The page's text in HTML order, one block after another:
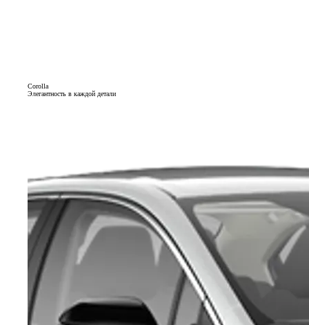
Corolla
Элегантность в каждой детали